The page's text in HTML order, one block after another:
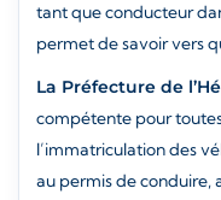
tant que conducteur
permet de savoir vers
La Préfecture de
compétente pour
l’immatriculation des
au permis de conduire,